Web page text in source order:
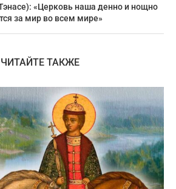
«Церковь наша денно и нощно
за мир во всем мире»
ЧИТАЙТЕ ТАКЖЕ